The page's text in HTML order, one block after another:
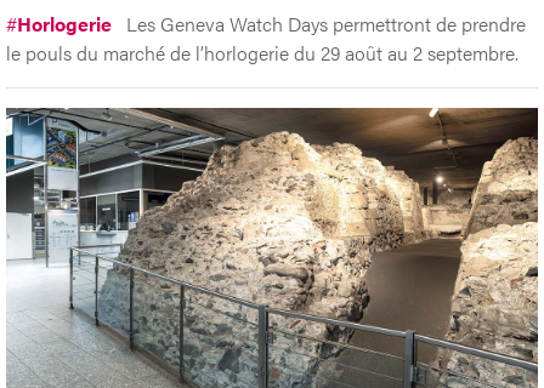
#Horlogerie Les Geneva Watch Days permettront de prendre
le pouls du marché de l’horlogerie du 29 août au 2 septembre.